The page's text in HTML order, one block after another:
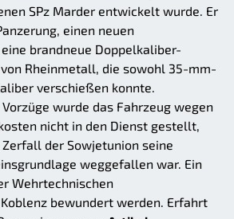
SPz Marder entwickelt wurde. Er
einen neuen
brandneue Doppelkaliber-
Rheinmetall, die sowohl 35-mm-
verschießen konnte.
wurde das Fahrzeug wegen
nicht in den Dienst gestellt,
der Sowjetunion seine
weggefallen war. Ein
Wehrtechnischen
bewundert werden. Erfahrt